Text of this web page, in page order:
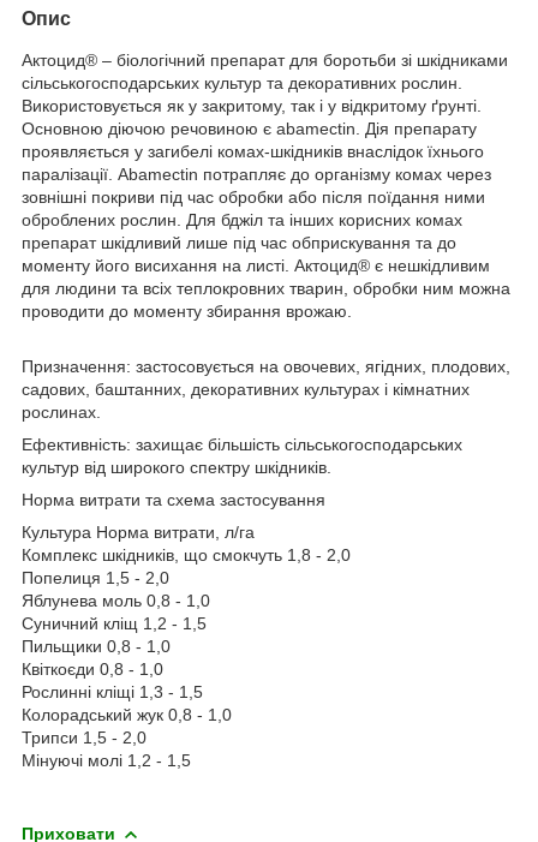
Опис
Актоцид® – біологічний препарат для боротьби зі шкідниками
сільськогосподарських культур та декоративних рослин.
Використовується як у закритому, так і у відкритому ґрунті.
Основною діючою речовиною є abamectin. Дія препарату
проявляється у загибелі комах-шкідників внаслідок їхнього
паралізації. Аbamectin потрапляє до організму комах через
зовнішні покриви під час обробки або після поїдання ними
оброблених рослин. Для бджіл та інших корисних комах
препарат шкідливий лише під час обприскування та до
моменту його висихання на листі. Актоцид® є нешкідливим
для людини та всіх теплокровних тварин, обробки ним можна
проводити до моменту збирання врожаю.
Призначення: застосовується на овочевих, ягідних, плодових,
садових, баштанних, декоративних культурах і кімнатних
рослинах.
Ефективність: захищає більшість сільськогосподарських
культур від широкого спектру шкідників.
Норма витрати та схема застосування
Культура Норма витрати, л/га
Комплекс шкідників, що смокчуть 1,8 - 2,0
Попелиця 1,5 - 2,0
Яблунева моль 0,8 - 1,0
Суничний кліщ 1,2 - 1,5
Пильщики 0,8 - 1,0
Квіткоєди 0,8 - 1,0
Рослинні кліщі 1,3 - 1,5
Колорадський жук 0,8 - 1,0
Трипси 1,5 - 2,0
Мінуючі молі 1,2 - 1,5
Приховати